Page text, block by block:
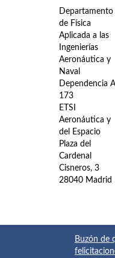
Departamento
de Física
Aplicada a las
Ingenierías
Aeronáutica y
Naval
Dependencia
173
ETSI
Aeronáutica y
del Espacio
Plaza del
Cardenal
Cisneros, 3
28040 Madrid
Buzón de